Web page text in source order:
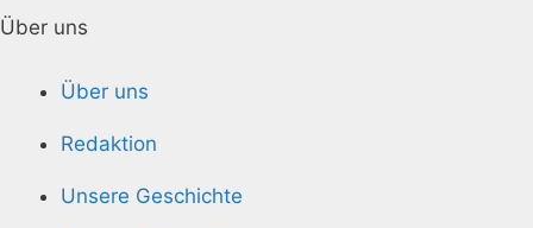
Über uns
Über uns
Redaktion
Unsere Geschichte